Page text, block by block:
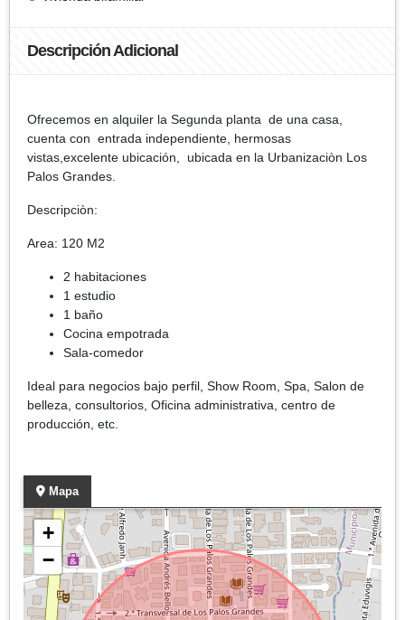
Descripción Adicional
Ofrecemos en alquiler la Segunda planta de una casa,
cuenta con entrada independiente, hermosas
vistas,excelente ubicación, ubicada en la Urbanizaciòn Los
Palos Grandes.
Descripciòn:
Area: 120 M2
2 habitaciones
1 estudio
1 baño
Cocina empotrada
Sala-comedor
Ideal para negocios bajo perfil, Show Room, Spa, Salon de
belleza, consultorios, Oficina administrativa, centro de
producción, etc.
Mapa
+
−